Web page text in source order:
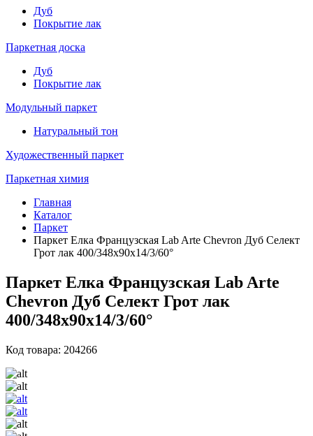
Дуб
Покрытие лак
Паркетная доска
Дуб
Покрытие лак
Модульный паркет
Натуральный тон
Художественный паркет
Паркетная химия
Главная
Каталог
Паркет
Паркет Елка Французская Lab Arte Chevron Дуб Селект
Грот лак 400/348х90х14/3/60°
Паркет Елка Французская Lab Arte
Chevron Дуб Селект Грот лак
400/348х90х14/3/60°
Код товара: 204266